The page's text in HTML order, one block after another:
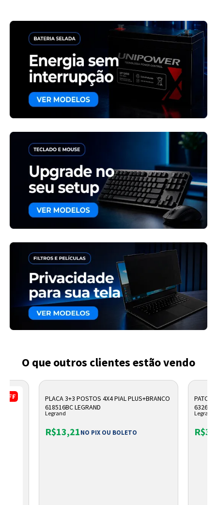
O que outros clientes estão vendo
OFF
PLACA 3+3 POSTOS 4X4 PIAL PLUS+BRANCO
618516BC LEGRAND
Legrand
R$13,21NO PIX OU BOLETO
PATCH
632608
Legrand